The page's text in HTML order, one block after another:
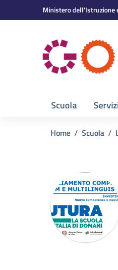
Vai ai contenuti
Vai al menu di navigazione
Ministero dell'Istruzione
Scuola
Home Scuola